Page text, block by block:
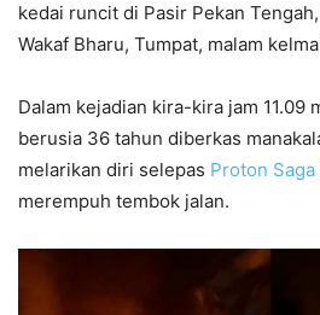
kedai runcit di Pasir Pekan
Wakaf Bharu, Tumpat, malam
Dalam kejadian kira-kira jam 11.09
berusia 36 tahun diberkas
melarikan diri selepas Proton Saga
merempuh tembok jalan.